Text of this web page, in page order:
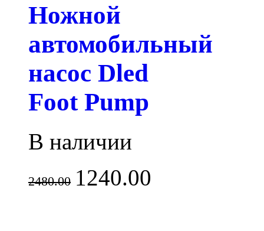
Ножной
автомобильный
насос Dled
Foot Pump
В наличии
2480.00 1240.00